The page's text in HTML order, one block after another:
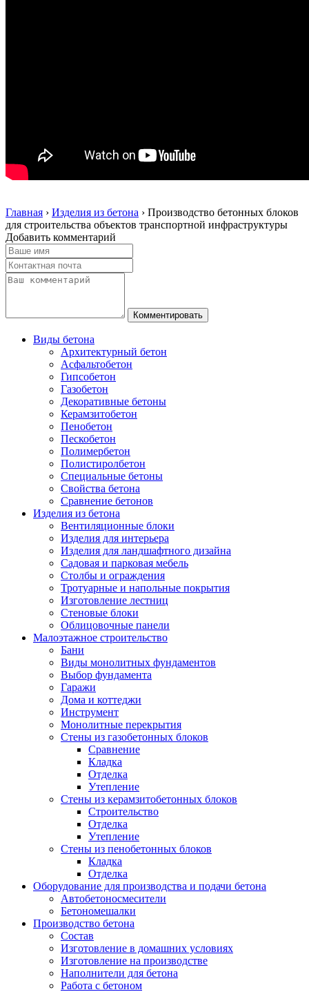
Главная › Изделия из бетона › Производство бетонных блоков
для строительства объектов транспортной инфраструктуры
Добавить комментарий
Виды бетона
Архитектурный бетон
Асфальтобетон
Гипсобетон
Газобетон
Декоративные бетоны
Керамзитобетон
Пенобетон
Пескобетон
Полимербетон
Полистиролбетон
Специальные бетоны
Свойства бетона
Сравнение бетонов
Изделия из бетона
Вентиляционные блоки
Изделия для интерьера
Изделия для ландшафтного дизайна
Садовая и парковая мебель
Столбы и ограждения
Тротуарные и напольные покрытия
Изготовление лестниц
Стеновые блоки
Облицовочные панели
Малоэтажное строительство
Бани
Виды монолитных фундаментов
Выбор фундамента
Гаражи
Дома и коттеджи
Инструмент
Монолитные перекрытия
Стены из газобетонных блоков
Сравнение
Кладка
Отделка
Утепление
Стены из керамзитобетонных блоков
Строительство
Отделка
Утепление
Стены из пенобетонных блоков
Кладка
Отделка
Оборудование для производства и подачи бетона
Автобетоносмесители
Бетономешалки
Производство бетона
Состав
Изготовление в домашних условиях
Изготовление на производстве
Наполнители для бетона
Работа с бетоном